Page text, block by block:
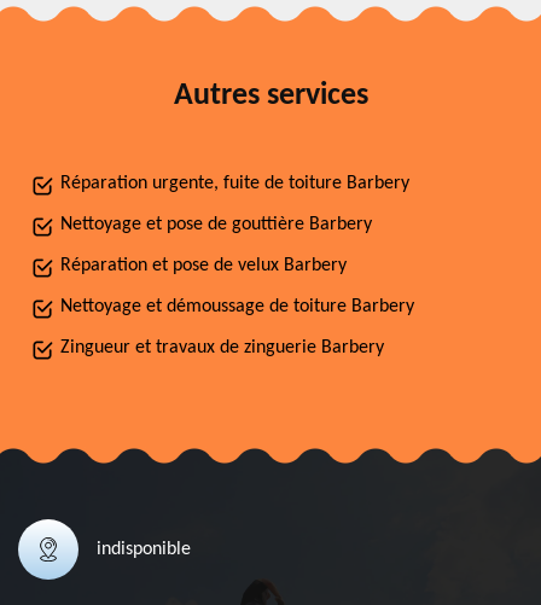
Autres services
Réparation urgente, fuite de toiture Barbery
Nettoyage et pose de gouttière Barbery
Réparation et pose de velux Barbery
Nettoyage et démoussage de toiture Barbery
Zingueur et travaux de zinguerie Barbery
indisponible